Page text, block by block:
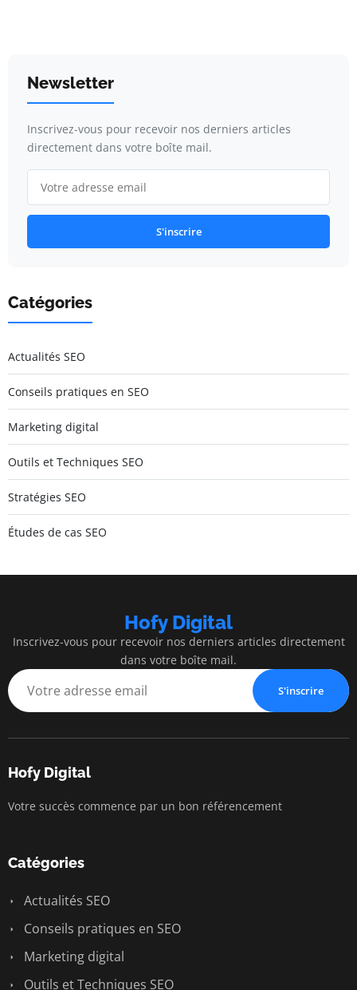
Newsletter
Inscrivez-vous pour recevoir nos derniers articles
directement dans votre boîte mail.
S'inscrire
Catégories
Actualités SEO
Conseils pratiques en SEO
Marketing digital
Outils et Techniques SEO
Stratégies SEO
Études de cas SEO
Hofy Digital
Inscrivez-vous pour recevoir nos derniers articles directement
dans votre boîte mail.
S'inscrire
Hofy Digital
Votre succès commence par un bon référencement
Catégories
Actualités SEO
Conseils pratiques en SEO
Marketing digital
Outils et Techniques SEO